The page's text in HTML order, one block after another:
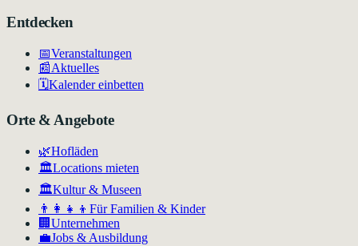
Entdecken
📅Veranstaltungen
📰Aktuelles
🗓️Kalender einbetten
Orte & Angebote
🌿Hofläden
🏛️Locations mieten
🏛Kultur & Museen
👨‍👩‍👧‍👦 Für Familien & Kinder
🏢 Unternehmen
💼Jobs & Ausbildung